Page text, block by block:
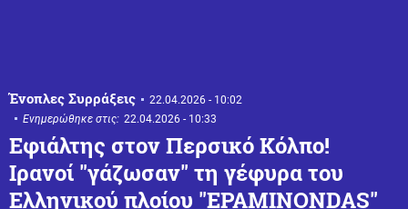
Ένοπλες Συρράξεις
22.04.2026 - 10:02
Ενημερώθηκε στις: 22.04.2026 - 10:33
Εφιάλτης στον Περσικό Κόλπο!
Ιρανοί "γάζωσαν" τη γέφυρα του
Ελληνικού πλοίου "EPAMINONDAS"